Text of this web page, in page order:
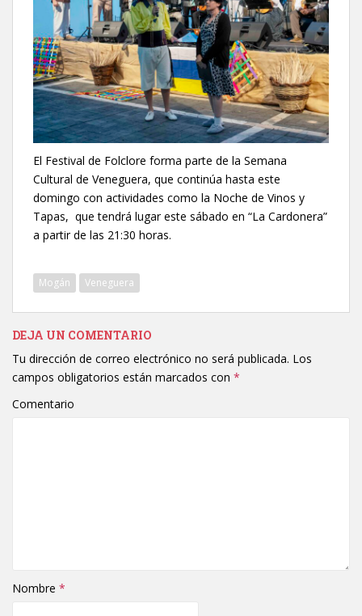
El Festival de Folclore forma parte de la Semana
Cultural de Veneguera, que continúa hasta este
domingo con actividades como la Noche de Vinos y
Tapas, que tendrá lugar este sábado en “La Cardonera”
a partir de las 21:30 horas.
Mogán Veneguera
DEJA UN COMENTARIO
Tu dirección de correo electrónico no será publicada. Los
campos obligatorios están marcados con *
Comentario
Nombre *